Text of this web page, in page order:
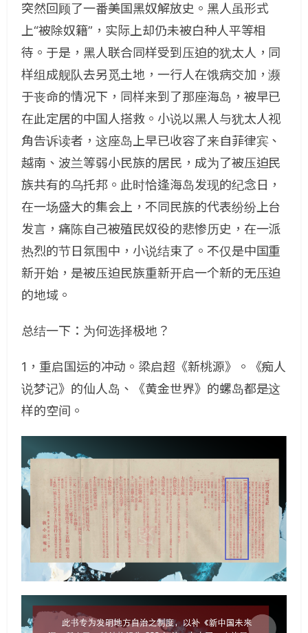
突然回顾了一番美国黑奴解放史。黑人虽形式
上“被除奴籍”，实际上却仍未被白种人平等相
待。于是，黑人联合同样受到压迫的犹太人，同
样组成舰队去另觅土地，一行人在饿病交加，濒
于丧命的情况下，同样来到了那座海岛，被早已
在此定居的中国人搭救。小说以黑人与犹太人视
角告诉读者，这座岛上早已收容了来自菲律宾、
越南、波兰等弱小民族的居民，成为了被压迫民
族共有的乌托邦。此时恰逢海岛发现的纪念日，
在一场盛大的集会上，不同民族的代表纷纷上台
发言，痛陈自己被殖民奴役的悲惨历史，在一派
热烈的节日氛围中，小说结束了。不仅是中国重
新开始，是被压迫民族重新开启一个新的无压迫
的地域。
总结一下：为何选择极地？
1，重启国运的冲动。梁启超《新桃源》。《痴人
说梦记》的仙人岛、《黄金世界》的螺岛都是这
样的空间。